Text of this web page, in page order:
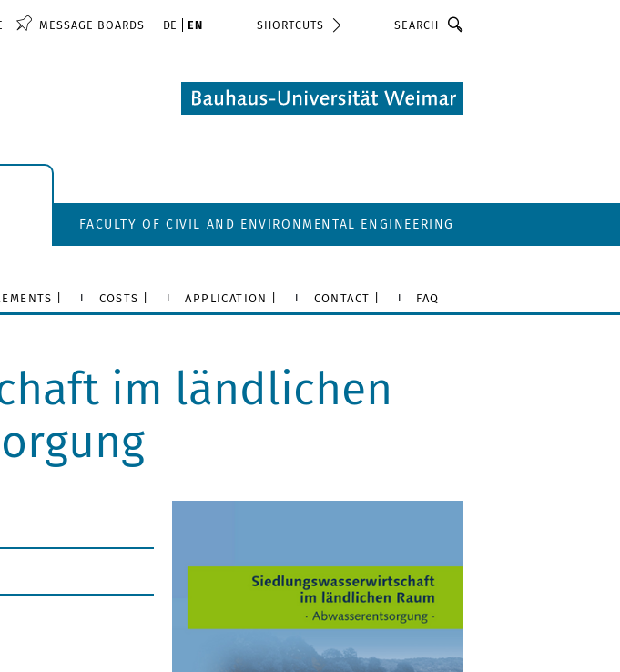
MESSAGE BOARDS DE EN SHORTCUTS
FACULTY OF CIVIL AND ENVIRONMENTAL ENGINEERING
| COSTS | APPLICATION | CONTACT | FAQ
im ländlichen